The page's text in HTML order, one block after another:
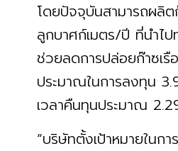
โดยปัจจุบันสามารถผลิ
ลูกบาศก์เมตร/ปี ที่นำไ
ช่วยลดการปล่อยก๊าซเรื
ประมาณในการลงทุน
เวลาคืนทุนประมาณ
“บริษัทตั้งเป้าหมายในก